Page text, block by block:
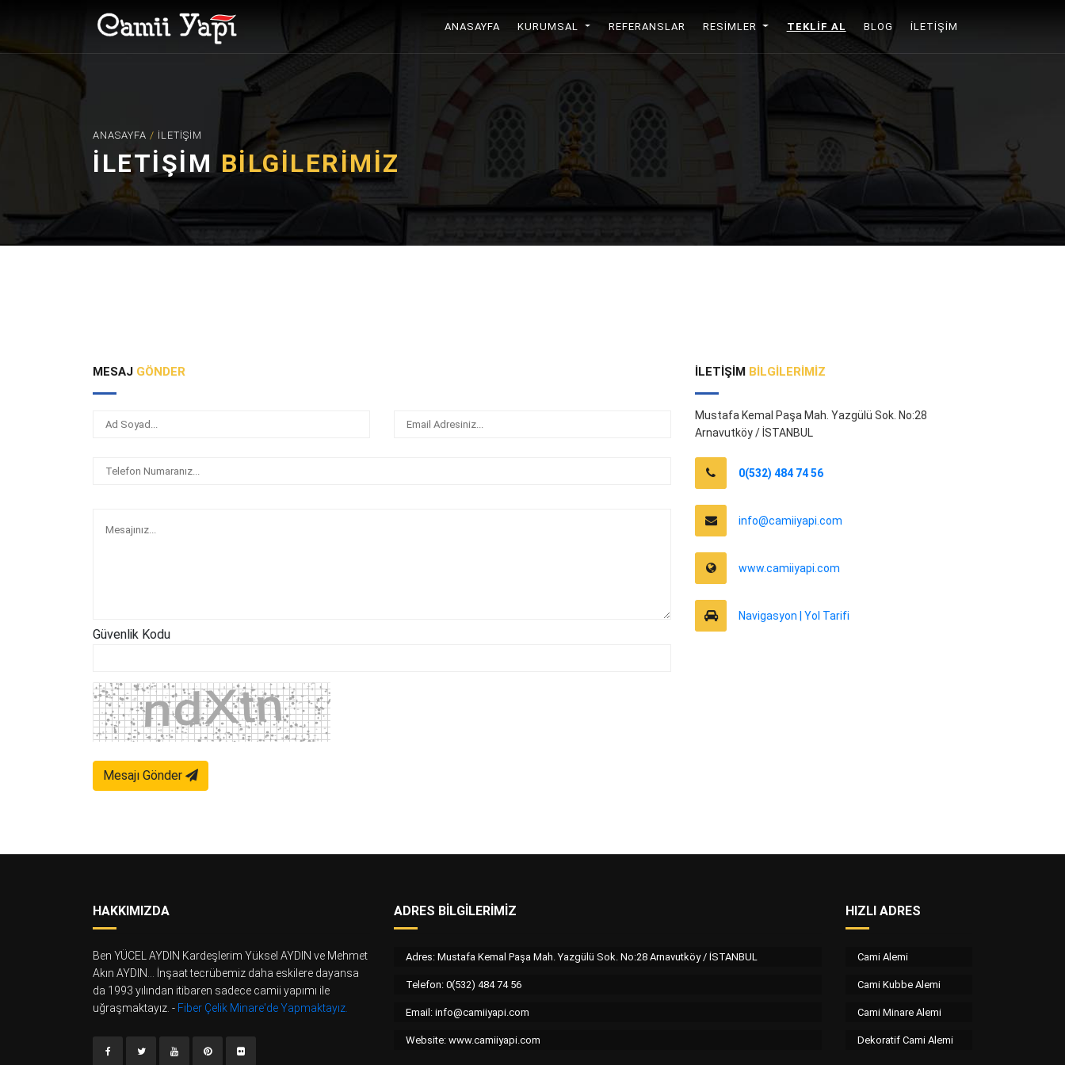
ANASAYFA (CURRENT)
KURUMSAL REFERANSLAR RESIMLER TEKLIF AL BLOG İLETIŞIM
ANASAYFA / İLETIŞIM
İLETİŞİM BİLGİLERİMİZ
MESAJ GÖNDER
Güvenlik Kodu
Mesajı Gönder
İLETIŞIM BILGILERIMIZ
Mustafa Kemal Paşa Mah. Yazgülü Sok. No:28
Arnavutköy / İSTANBUL
0(532) 484 74 56
info@camiiyapi.com
www.camiiyapi.com
Navigasyon | Yol Tarifi
HAKKIMIZDA
Ben YÜCEL AYDIN Kardeşlerim Yüksel AYDIN ve Mehmet
Akın AYDIN... İnşaat tecrübemiz daha eskilere dayansa
da 1993 yılından itibaren sadece camii yapımı ile
uğraşmaktayız. - Fiber Çelik Minare'de Yapmaktayız.
ADRES BILGILERIMIZ
Adres: Mustafa Kemal Paşa Mah. Yazgülü Sok. No:28 Arnavutköy / İSTANBUL
Telefon: 0(532) 484 74 56
Email: info@camiiyapi.com
Website: www.camiiyapi.com
HIZLI ADRES
Cami Alemi
Cami Kubbe Alemi
Cami Minare Alemi
Dekoratif Cami Alemi